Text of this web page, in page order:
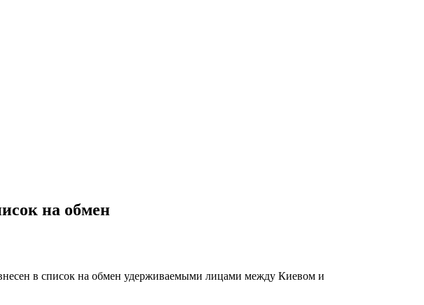
на обмен
в список на обмен удерживаемыми лицами между Киевом и